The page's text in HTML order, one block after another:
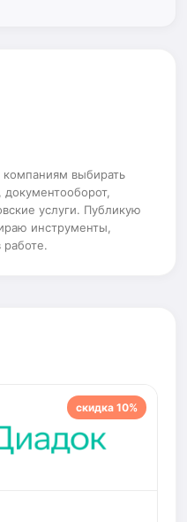
выбирать
услуги. Публикую
инструменты,
работе.
скидка 10%